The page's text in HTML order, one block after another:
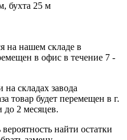
бухта 25 м
на нашем складе в
в офис в течение 7 -
складах завода
товар будет перемещен в г.
до 2 месяцев.
вероятность найти остатки